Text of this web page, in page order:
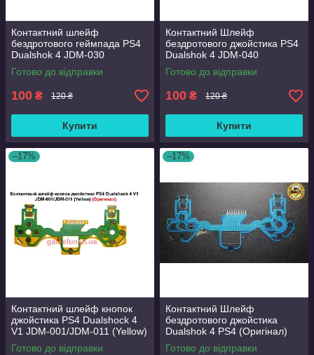
Контактний шлейф
бездротового геймпада PS4
Dualshok 4 JDM-030
(Оригінал)
Готово до відправки
100 ₴ 120 ₴
Купити
Контактний Шлейф
бездротового джойстика PS4
Dualshok 4 JDM-040
(Оригінал)
Готово до відправки
100 ₴ 120 ₴
Купити
–17%
Контактний шлейф кнопок
джойстика PS4 Dualshock 4
V1 JDM-001/JDM-011 (Yellow)
(Оригінал)
Готово до відправки
–17%
Контактний Шлейф
бездротового джойстика
Dualshok 4 PS4 (Оригінал)
(JDM-001/JDM-011)
Готово до відправки